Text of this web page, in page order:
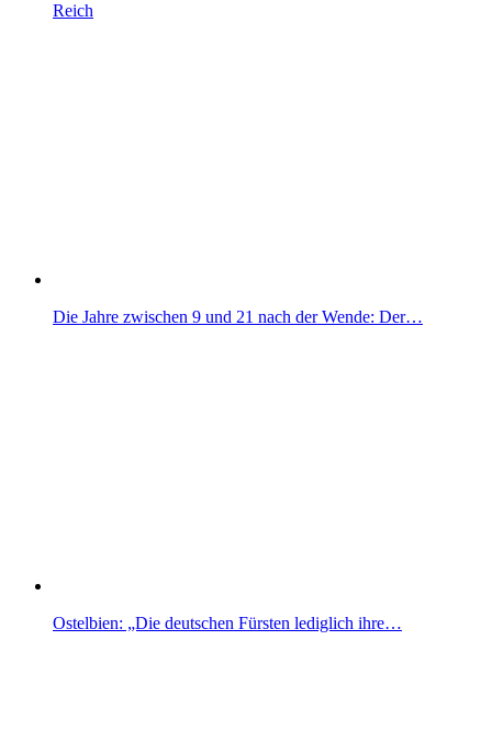
Reich
Die Jahre zwischen 9 und 21 nach der Wende: Der…
Ostelbien: „Die deutschen Fürsten lediglich ihre…